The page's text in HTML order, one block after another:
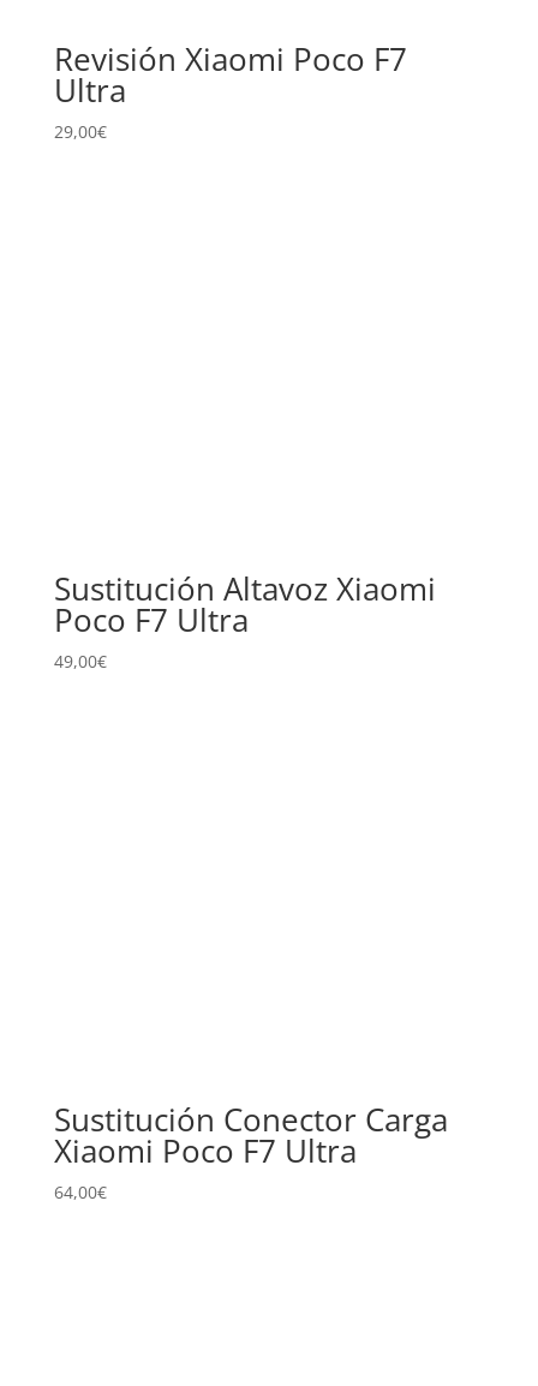
Revisión Xiaomi Poco F7
Ultra
29,00€
Sustitución Altavoz Xiaomi
Poco F7 Ultra
49,00€
Sustitución Conector Carga
Xiaomi Poco F7 Ultra
64,00€